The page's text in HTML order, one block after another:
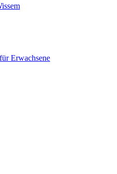
Erwachsene